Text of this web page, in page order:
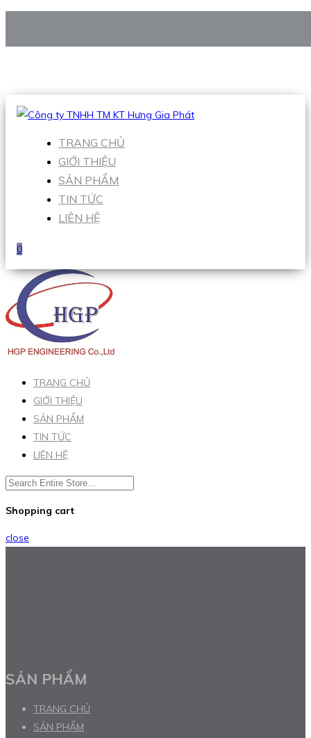
Hotline:0938 906 663
TRANG CHỦ
GIỚI THIỆU
SẢN PHẨM
TIN TỨC
LIÊN HỆ
0
TRANG CHỦ
GIỚI THIỆU
SẢN PHẨM
TIN TỨC
LIÊN HỆ
Shopping cart
close
SẢN PHẨM
TRANG CHỦ
SẢN PHẨM